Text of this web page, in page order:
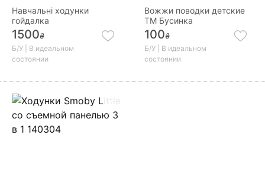
Навчальні ходунки
гойдалка
1500₴
Б/У | В идеальном
состоянии
Вожжи поводки детские
ТМ Бусинка
100₴
Б/У | В идеальном
состоянии